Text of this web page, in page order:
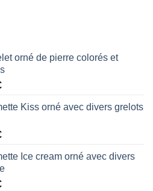
orné de pierre colorés et
Le
actuel
19,00€.
Kiss orné avec divers grelots
Le
actuel
est :
19,00€.
Ice cream orné avec divers
Le